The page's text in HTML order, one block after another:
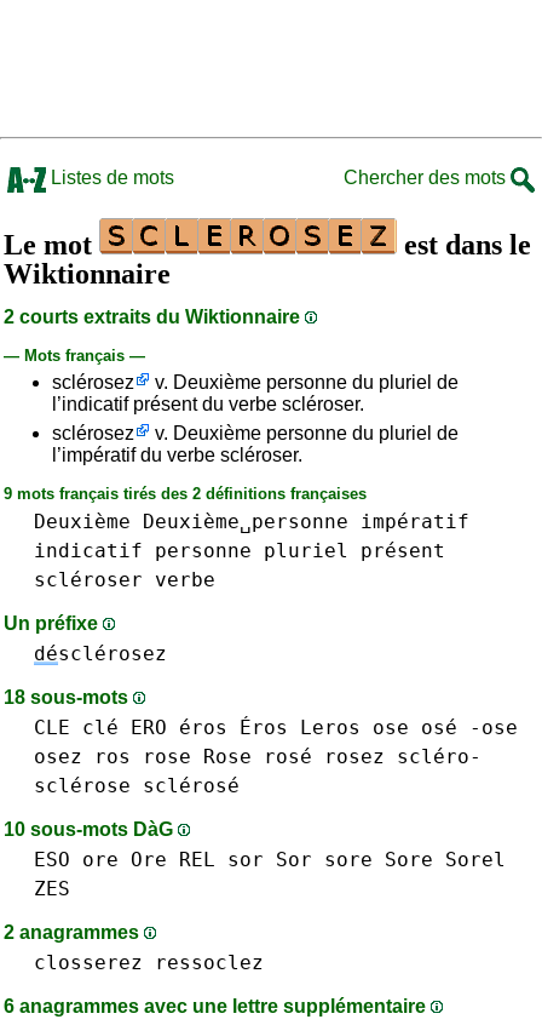
Listes de mots Chercher des mots
Le mot
est dans le
Wiktionnaire
2 courts extraits du Wiktionnaire
— Mots français —
sclérosez
v. Deuxième personne du pluriel de
l’indicatif présent du verbe scléroser.
sclérosez
v. Deuxième personne du pluriel de
l’impératif du verbe scléroser.
9 mots français tirés des 2 définitions françaises
Deuxième Deuxième␣personne
impératif
indicatif
personne pluriel
présent
scléroser
verbe
Un préfixe
désclérosez
18 sous-mots
CLE clé ERO éros Éros Leros
ose osé -ose
osez
ros rose Rose rosé rosez
scléro-
sclérose sclérosé
10 sous-mots DàG
ESO ore Ore REL sor Sor sore Sore
Sorel
ZES
2 anagrammes
closserez ressoclez
6 anagrammes avec une lettre supplémentaire